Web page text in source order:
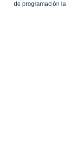
de programación